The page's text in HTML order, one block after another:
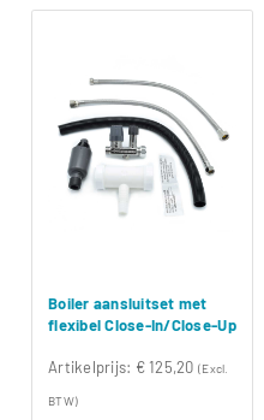
Boiler aansluitset met
flexibel Close-In/Close-Up
Artikelprijs: € 125,20 (Excl.
BTW)